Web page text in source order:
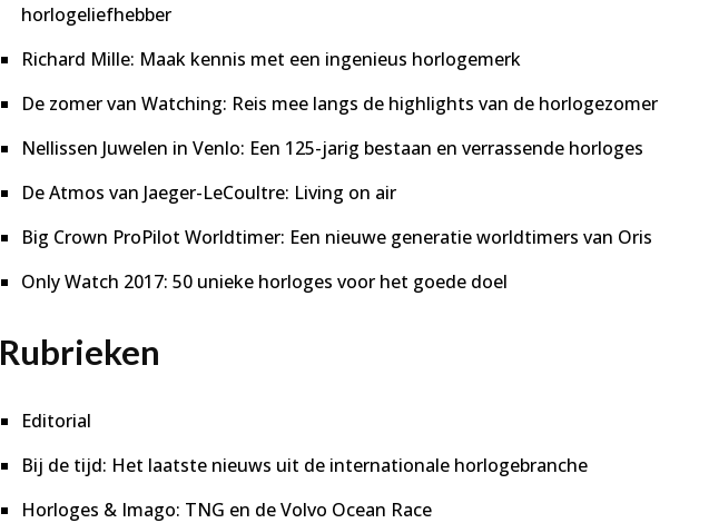
horlogeliefhebber
Richard Mille: Maak kennis met een ingenieus horlogemerk
De zomer van Watching: Reis mee langs de highlights van de horlogezomer
Nellissen Juwelen in Venlo: Een 125-jarig bestaan en verrassende horloges
De Atmos van Jaeger-LeCoultre: Living on air
Big Crown ProPilot Worldtimer: Een nieuwe generatie worldtimers van Oris
Only Watch 2017: 50 unieke horloges voor het goede doel
Rubrieken
Editorial
Bij de tijd: Het laatste nieuws uit de internationale horlogebranche
Horloges & Imago: TNG en de Volvo Ocean Race